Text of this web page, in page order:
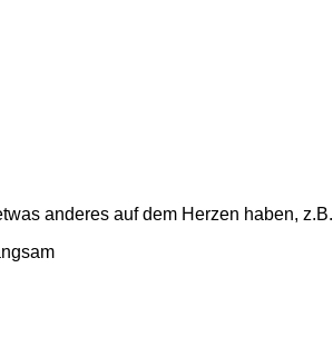
anderes auf dem Herzen haben, z.B.